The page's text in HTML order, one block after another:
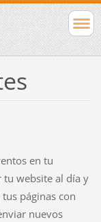
en tu
tu website al día y
páginas con
nuevos